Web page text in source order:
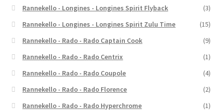
Rannekello - Longines - Longines Spirit Flyback
(3)
Rannekello - Longines - Longines Spirit Zulu Time
(15)
Rannekello - Rado - Rado Captain Cook
(9)
Rannekello - Rado - Rado Centrix
(1)
Rannekello - Rado - Rado Coupole
(4)
Rannekello - Rado - Rado Florence
(2)
Rannekello - Rado - Rado Hyperchrome
(1)